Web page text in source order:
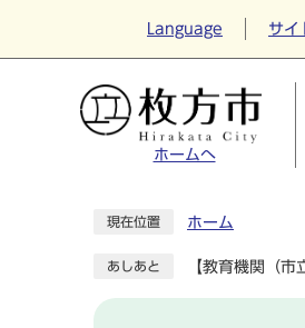
Language サイ
ホームへ
現在位置 ホーム
あしあと 【教育機関（